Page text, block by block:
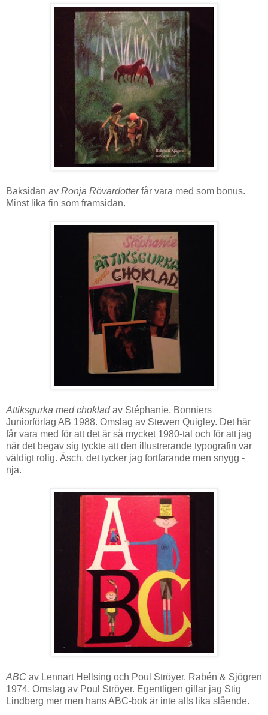
Baksidan av Ronja Rövardotterfår vara med som bonus.
Minst lika fin som framsidan.
Ättiksgurka med chokladav Stéphanie. Bonniers
Juniorförlag AB 1988. Omslag av Stewen Quigley. Det här
får vara med för att det är så mycket 1980-tal och för att jag
när det begav sig tyckte att den illustrerande typografin var
väldigt rolig. Äsch, det tycker jag fortfarande men snygg -
nja.
ABC av Lennart Hellsing och Poul Ströyer. Rabén & Sjögren
1974. Omslag av Poul Ströyer. Egentligen gillar jag Stig
Lindberg mer men hans ABC-bok är inte alls lika slående.